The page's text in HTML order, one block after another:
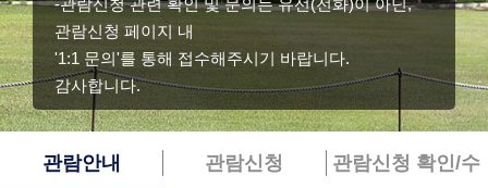
-관람신청 관련 확인 및 문의는 유선(전화)이 아닌,
관람신청 페이지 내
'1:1 문의'를 통해 접수해주시기 바랍니다.
감사합니다.
관람안내 관람신청 관람신청 확인/수